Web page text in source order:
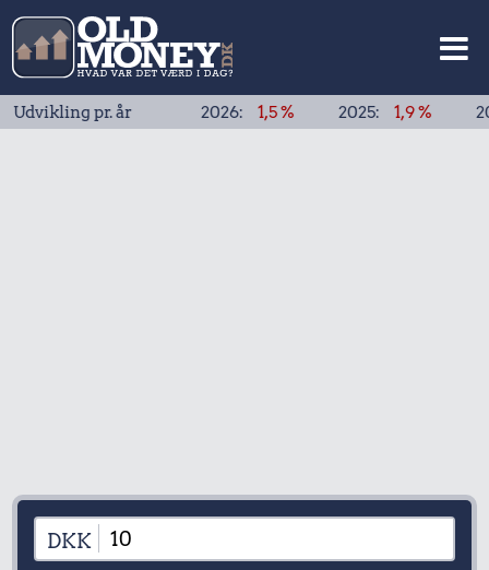
pr. år2026: 1,5 % 2025: 1,9 % 2024: 1,9 %
DKK